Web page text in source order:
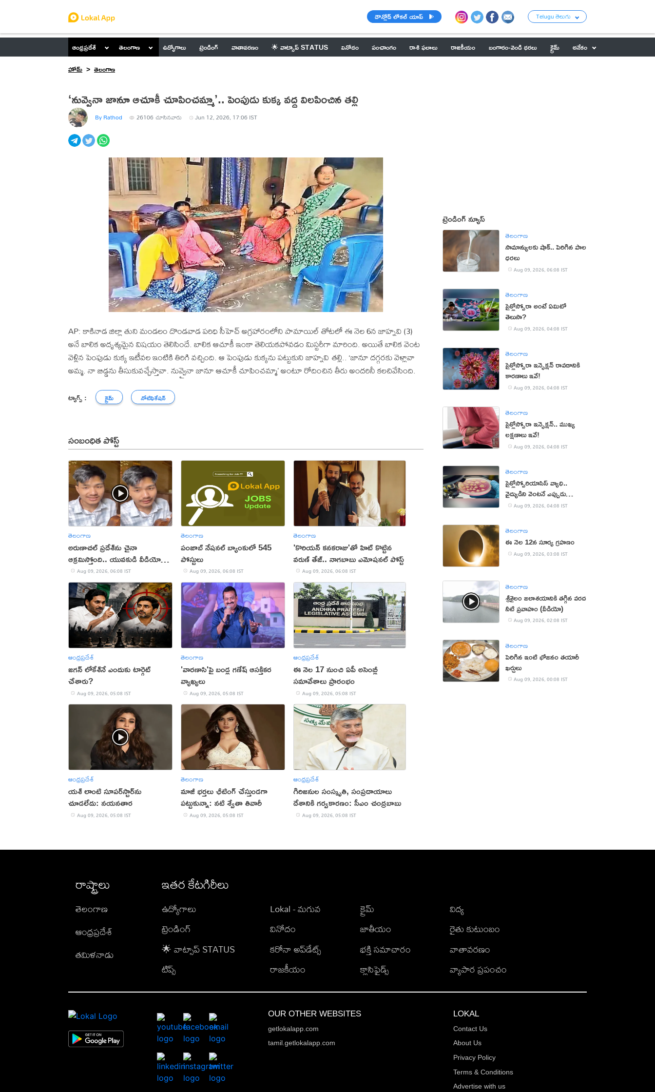
డౌన్లోడ్ లోకల్ యాప్ Telugu తెలుగు
ఆంధ్రప్రదేశ్ తెలంగాణ ఉద్యోగాలు ట్రెండింగ్ వాతావరణం 🌟 వాట్సాప్ STATUS వినోదం పంచాంగం రాశి ఫలాలు రాజకీయం బంగారం-వెండి ధరలు క్రైమ్
అనేకం
హోమ్
తెలంగాణ
‘నువ్వైనా జానూ ఆచూకీ చూపించమ్మా’.. పెంపుడు కుక్క వద్ద విలపించిన తల్లి
By Rathod 26106 చూసినవారు Jun 12, 2026, 17:06 IST
AP: కాకినాడ జిల్లా తుని మండలం దొండవాడ పరిధి సీహెచ్ అగ్రహారంలోని పామాయిల్ తోటలో ఈ నెల 6న జాహ్నవి (3)
అనే బాలిక అదృశ్యమైన విషయం తెలిసిందే. బాలిక ఆచూకీ ఇంకా తెలియకపోవడం మిస్టరీగా మారింది. అయితే బాలిక వెంట
వెళ్లిన పెంపుడు కుక్క ఇటీవల ఇంటికి తిరిగి వచ్చింది. ఆ పెంపుడు కుక్కను పట్టుకుని జాహ్నవి తల్లి.. ‘జానూ దగ్గరకు వెళ్లావా
అమ్మ. నా బిడ్డను తీసుకువచ్చేస్తావా. నువ్వైనా జానూ ఆచూకీ చూపించమ్మా’ అంటూ రోదించిన తీరు అందరినీ కలచివేసింది.
ట్యాగ్స్ : క్రైమ్ నోటిఫికేషన్
సంబంధిత పోస్ట్
తెలంగాణ
అరుణాచల్‌ ప్రదేశ్‌ను చైనా
ఆక్రమిస్తోంది.. యువకుడి వీడియో
వైరల్Aug 09, 2026, 06:08 IST
తెలంగాణ
పంజాబ్ నేషనల్ బ్యాంకులో 545
పోస్టులు
Aug 09, 2026, 06:08 IST
తెలంగాణ
'కొరియన్ కనకరాజు'తో హిట్ కొట్టిన
వరుణ్ తేజ్.. నాగబాబు ఎమోషనల్ పోస్ట్
Aug 09, 2026, 06:08 IST
ఆంధ్రప్రదేశ్
జగన్ లోకేశ్‌నే ఎందుకు టార్గెట్
చేశారు?
Aug 09, 2026, 05:08 IST
తెలంగాణ
'వారణాసి'పై బండ్ల గణేష్ ఆసక్తికర
వ్యాఖ్యలు
Aug 09, 2026, 05:08 IST
ఆంధ్రప్రదేశ్
ఈ నెల 17 నుంచి ఏపీ అసెంబ్లీ
సమావేశాలు ప్రారంభం
Aug 09, 2026, 05:08 IST
ఆంధ్రప్రదేశ్
యశ్ లాంటి సూపర్‌స్టార్‌ను
చూడలేదు: నయనతార
Aug 09, 2026, 05:08 IST
తెలంగాణ
మాజీ భర్తలు ఛీటింగ్ చేస్తుండగా
పట్టుకున్నా: నటి శ్వేతా తివారీ
Aug 09, 2026, 05:08 IST
ఆంధ్రప్రదేశ్
గిరిజనుల సంస్కృతి, సంప్రదాయాలు
దేశానికి గర్వకారణం: సీఎం చంద్రబాబు
Aug 09, 2026, 05:08 IST
ట్రెండింగ్ న్యూస్
తెలంగాణ
సామాన్యులకు షాక్.. పెరిగిన పాల
ధరలు
Aug 09, 2026, 06:08 IST
తెలంగాణ
సైక్లోస్పోరా అంటే ఏమిటో
తెలుసా?
Aug 09, 2026, 04:08 IST
తెలంగాణ
సైక్లోస్పోరా ఇన్ఫెక్షన్ రావడానికి
కారణాలు ఇవే!
Aug 09, 2026, 04:08 IST
తెలంగాణ
సైక్లోస్పోరా ఇన్ఫెక్షన్.. ముఖ్య
లక్షణాలు ఇవే!
Aug 09, 2026, 04:08 IST
తెలంగాణ
సైక్లోస్పోరియాసిస్ వ్యాధి..
వైద్యుడిని వెంటనే ఎప్పుడు
సంప్రదించాలంటే?
Aug 09, 2026, 04:08 IST
తెలంగాణ
ఈ నెల 12న సూర్య గ్రహణం
Aug 09, 2026, 03:08 IST
తెలంగాణ
శ్రీశైలం జలాశయానికి తగ్గిన వరద
నీటి ప్రవాహం (వీడియో)
Aug 09, 2026, 02:08 IST
తెలంగాణ
పెరిగిన ఇంటి భోజనం తయారీ
ఖర్చులు
Aug 09, 2026, 00:08 IST
రాష్ట్రాలు
తెలంగాణ
ఆంధ్రప్రదేశ్
తమిళనాడు
ఇతర కేటగిరీలు
ఉద్యోగాలు
ట్రెండింగ్
🌟 వాట్సాప్ STATUS
టిప్స్
Lokal - మగువ
వినోదం
కరోనా అప్‌డేట్స్
రాజకీయం
క్రైమ్
జాతీయం
భక్తి సమాచారం
క్లాసిఫైడ్స్
విద్య
రైతు కుటుంబం
వాతావరణం
వ్యాపార ప్రపంచం
OUR OTHER WEBSITES
getlokalapp.com
tamil.getlokalapp.com
LOKAL
Contact Us
About Us
Privacy Policy
Terms & Conditions
Advertise with us